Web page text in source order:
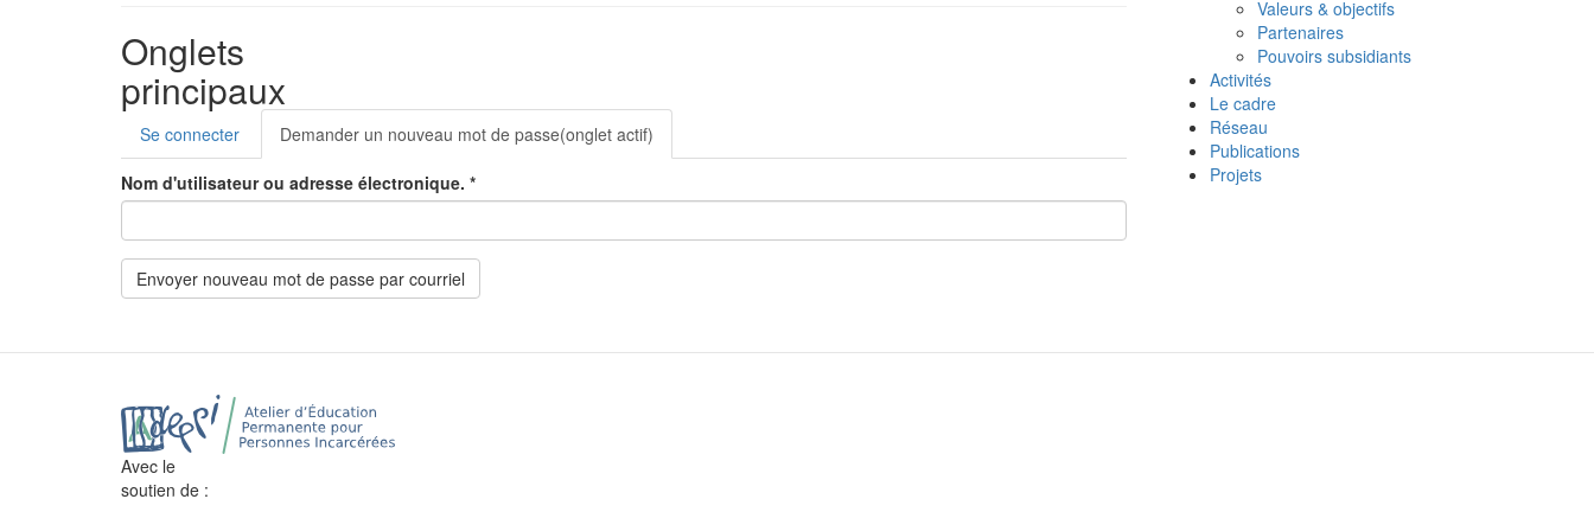
Onglets
principaux
Se connecter Demander un nouveau mot de passe(onglet actif)
Nom d'utilisateur ou adresse électronique. *
Envoyer nouveau mot de passe par courriel
Valeurs & objectifs
Partenaires
Pouvoirs subsidiants
Activités
Le cadre
Réseau
Publications
Projets
Avec le
soutien de :